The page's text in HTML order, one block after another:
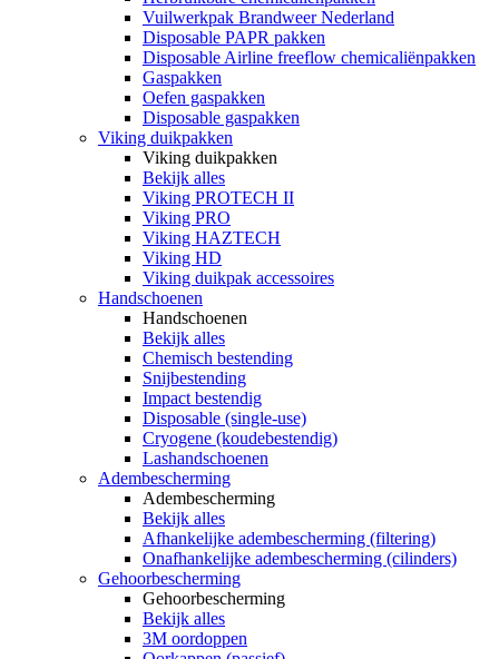
Vuilwerkpak Brandweer Nederland
Disposable PAPR pakken
Disposable Airline freeflow chemicaliënpakken
Gaspakken
Oefen gaspakken
Disposable gaspakken
Viking duikpakken
Viking duikpakken
Bekijk alles
Viking PROTECH II
Viking PRO
Viking HAZTECH
Viking HD
Viking duikpak accessoires
Handschoenen
Handschoenen
Bekijk alles
Chemisch bestending
Snijbestending
Impact bestendig
Disposable (single-use)
Cryogene (koudebestendig)
Lashandschoenen
Adembescherming
Adembescherming
Bekijk alles
Afhankelijke adembescherming (filtering)
Onafhankelijke adembescherming (cilinders)
Gehoorbescherming
Gehoorbescherming
Bekijk alles
3M oordoppen